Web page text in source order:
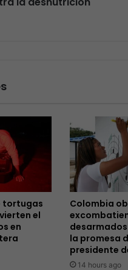
tortugas
el
en
Colombia
la promesa
presidente
14 hours ago